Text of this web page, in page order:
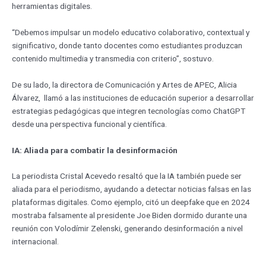
herramientas digitales.
“Debemos impulsar un modelo educativo colaborativo, contextual y
significativo, donde tanto docentes como estudiantes produzcan
contenido multimedia y transmedia con criterio”, sostuvo.
De su lado, la directora de Comunicación y Artes de APEC, Alicia
Álvarez, llamó a las instituciones de educación superior a desarrollar
estrategias pedagógicas que integren tecnologías como ChatGPT
desde una perspectiva funcional y científica.
IA: Aliada para combatir la desinformación
La periodista Cristal Acevedo resaltó que la IA también puede ser
aliada para el periodismo, ayudando a detectar noticias falsas en las
plataformas digitales. Como ejemplo, citó un deepfake que en 2024
mostraba falsamente al presidente Joe Biden dormido durante una
reunión con Volodímir Zelenski, generando desinformación a nivel
internacional.